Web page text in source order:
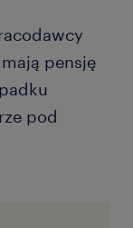
pensję
pod